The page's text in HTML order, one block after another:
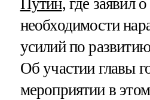
Путин, где заявил о
необходимости
усилий по
Об участии главы
мероприятии в